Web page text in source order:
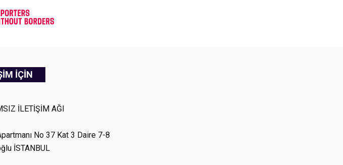
İÇİN
İLETİŞİM AĞI
No 37 Kat 3 Daire 7-8
İSTANBUL